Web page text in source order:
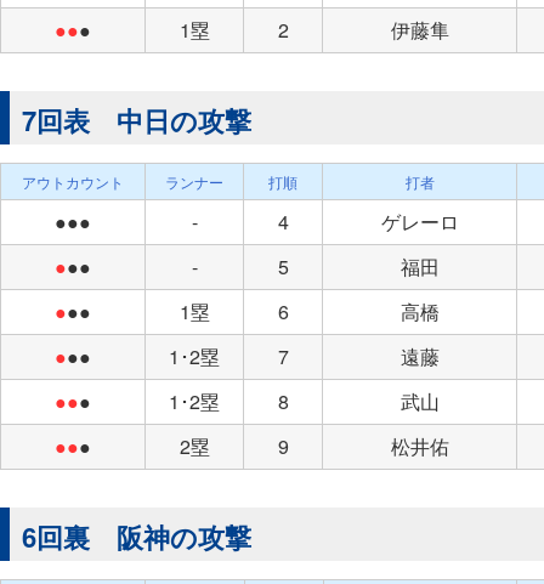
●●● 1塁 2 伊藤隼
7回表 中日の攻撃
アウトカウント ランナー 打順 打者
●●● - 4
ゲレーロ
●●● - 5
福田
●●● 1塁 6
高橋
●●● 1･2塁 7
遠藤
●●● 1･2塁 8
武山
●●● 2塁 9 松井佑
6回裏 阪神の攻撃